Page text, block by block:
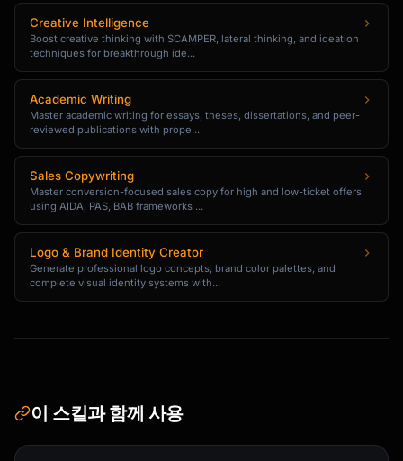
THE INSIGHT: [What this taught you]
QUESTION: [Invite their input]
```
### Promotional Post Template
```
HOOK: [Problem they have]
THE STRUGGLE: [Empathize - 2-3 lines]
THE SOLUTION: [Your offer]
PROOF: [Result or testimonial]
## 30-Day Calendar Generator
Provide me with:
Creative Intelligence
Boost creative thinking with SCAMPER, lateral thinking, and ideation
techniques for breakthrough ide...
Academic Writing
Master academic writing for essays, theses, dissertations, and peer-
reviewed publications with prope...
Sales Copywriting
Master conversion-focused sales copy for high and low-ticket offers
using AIDA, PAS, BAB frameworks ...
Logo & Brand Identity Creator
Generate professional logo concepts, brand color palettes, and
complete visual identity systems with...
이 스킬과 함께 사용